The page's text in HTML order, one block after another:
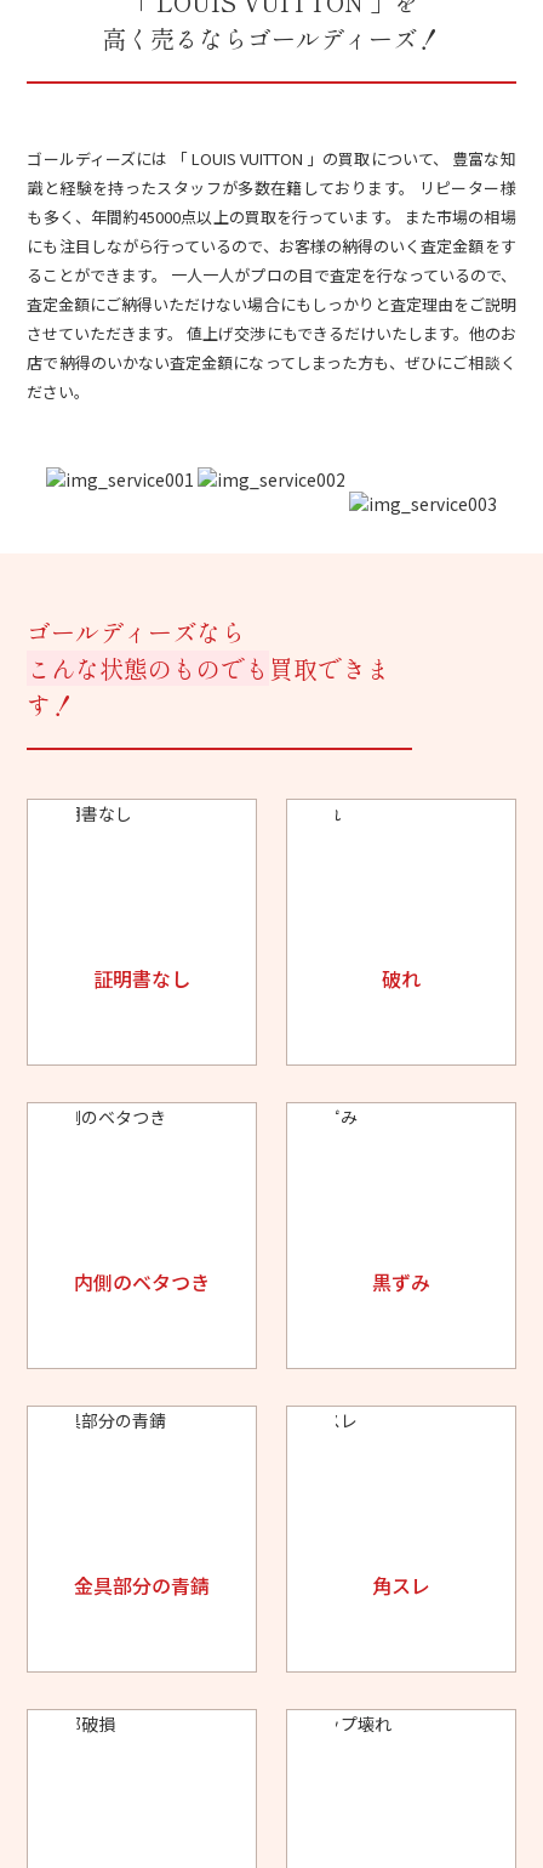
高く売るならゴールディーズ！
ゴールディーズには 「 LOUIS VUITTON 」の買取について、 豊富な知
識と経験を持ったスタッフが多数在籍しております。 リピーター様
も多く、年間約45000点以上の買取を行っています。 また市場の相場
にも注目しながら行っているので、お客様の納得のいく査定金額をす
ることができます。 一人一人がプロの目で査定を行なっているので、
査定金額にご納得いただけない場合にもしっかりと査定理由をご説明
させていただきます。 値上げ交渉にもできるだけいたします。他のお
店で納得のいかない査定金額になってしまった方も、ぜひにご相談く
ださい。
ゴールディーズなら
こんな状態のものでも 買取できま
す！
証明書なし 破れ
内側のベタつき 黒ずみ
金具部分の青錆 角スレ